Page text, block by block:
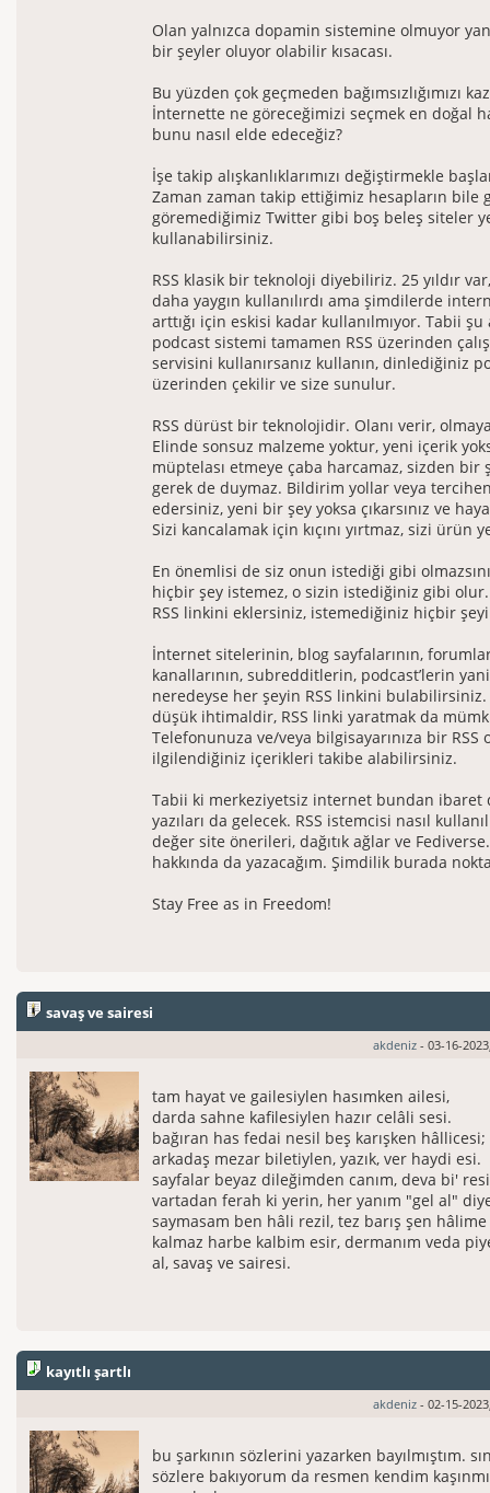
Olan yalnızca dopamin sistemine olmuyor
bir şeyler oluyor olabilir kısacası.
Bu yüzden çok geçmeden bağımsızlığımızı
İnternette ne göreceğimizi seçmek en doğal
bunu nasıl elde edeceğiz?
İşe takip alışkanlıklarımızı değiştirmekle
Zaman zaman takip ettiğimiz hesapların bile
göremediğimiz Twitter gibi boş beleş siteler
kullanabilirsiniz.
RSS klasik bir teknoloji diyebiliriz. 25 yıldır
daha yaygın kullanılırdı ama şimdilerde
arttığı için eskisi kadar kullanılmıyor. Tabii
podcast sistemi tamamen RSS üzerinden
servisini kullanırsanız kullanın, dinlediğiniz
üzerinden çekilir ve size sunulur.
RSS dürüst bir teknolojidir. Olanı verir,
Elinde sonsuz malzeme yoktur, yeni içerik
müptelası etmeye çaba harcamaz, sizden bir
gerek de duymaz. Bildirim yollar veya
edersiniz, yeni bir şey yoksa çıkarsınız ve
Sizi kancalamak için kıçını yırtmaz, sizi ürün
En önemlisi de siz onun istediği gibi
hiçbir şey istemez, o sizin istediğiniz gibi
RSS linkini eklersiniz, istemediğiniz hiçbir
İnternet sitelerinin, blog sayfalarının,
kanallarının, subredditlerin, podcast’lerin
neredeyse her şeyin RSS linkini bulabilirsiniz.
düşük ihtimaldir, RSS linki yaratmak da
Telefonunuza ve/veya bilgisayarınıza bir RSS
ilgilendiğiniz içerikleri takibe alabilirsiniz.
Tabii ki merkeziyetsiz internet bundan ibaret
yazıları da gelecek. RSS istemcisi nasıl
değer site önerileri, dağıtık ağlar ve
hakkında da yazacağım. Şimdilik burada
Stay Free as in Freedom!
savaş ve sairesi
akdeniz - 03-16-
tam hayat ve gailesiylen hasımken ailesi,
darda sahne kafilesiylen hazır celâli sesi.
bağıran has fedai nesil beş karışken hâllicesi;
arkadaş mezar biletiylen, yazık, ver haydi esi.
sayfalar beyaz dileğimden canım, deva bi'
vartadan ferah ki yerin, her yanım "gel al"
saymasam ben hâli rezil, tez barış şen
kalmaz harbe kalbim esir, dermanım veda
al, savaş ve sairesi.
kayıtlı şartlı
akdeniz - 02-15-
bu şarkının sözlerini yazarken bayılmıştım.
sözlere bakıyorum da resmen kendim